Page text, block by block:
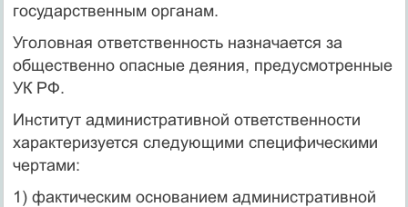
государственным органам.
Уголовная ответственность назначается за
общественно опасные деяния, предусмотренные
УК РФ.
Институт административной ответственности
характеризуется следующими специфическими
чертами:
1) фактическим основанием административной